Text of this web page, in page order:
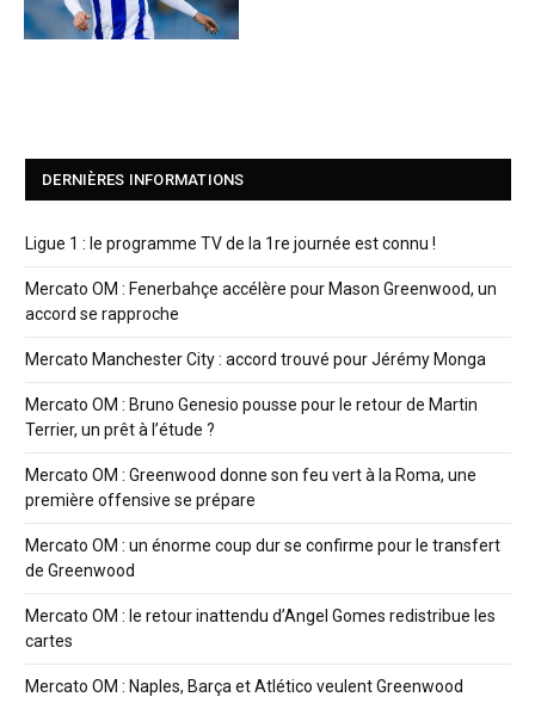
DERNIÈRES INFORMATIONS
Ligue 1 : le programme TV de la 1re journée est connu !
Mercato OM : Fenerbahçe accélère pour Mason Greenwood, un
accord se rapproche
Mercato Manchester City : accord trouvé pour Jérémy Monga
Mercato OM : Bruno Genesio pousse pour le retour de Martin
Terrier, un prêt à l’étude ?
Mercato OM : Greenwood donne son feu vert à la Roma, une
première offensive se prépare
Mercato OM : un énorme coup dur se confirme pour le transfert
de Greenwood
Mercato OM : le retour inattendu d’Angel Gomes redistribue les
cartes
Mercato OM : Naples, Barça et Atlético veulent Greenwood